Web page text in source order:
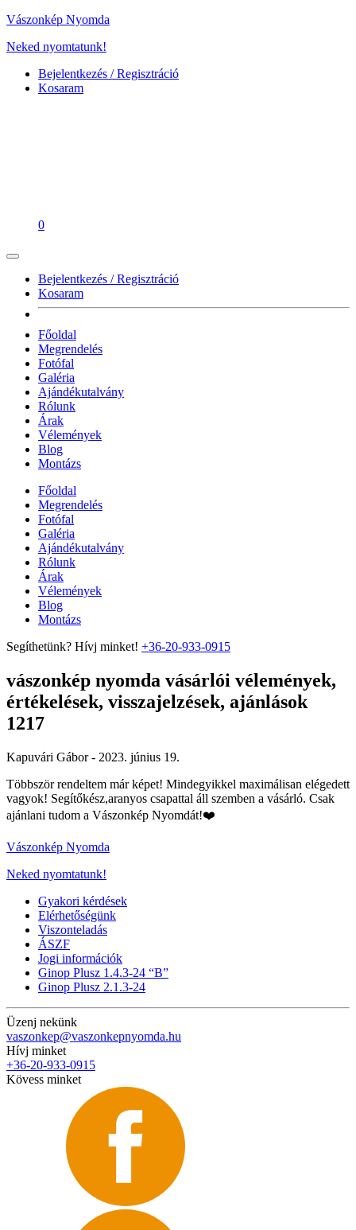
Vászonkép Nyomda
Neked nyomtatunk!
Bejelentkezés / Regisztráció
Kosaram
0
Bejelentkezés / Regisztráció
Kosaram
Főoldal
Megrendelés
Fotófal
Galéria
Ajándékutalvány
Rólunk
Árak
Vélemények
Blog
Montázs
Főoldal
Megrendelés
Fotófal
Galéria
Ajándékutalvány
Rólunk
Árak
Vélemények
Blog
Montázs
Segíthetünk? Hívj minket! +36-20-933-0915
vászonkép nyomda vásárlói vélemények,
értékelések, visszajelzések, ajánlások
1217
Kapuvári Gábor - 2023. június 19.
Többször rendeltem már képet! Mindegyikkel maximálisan elégedett
vagyok! Segítőkész,aranyos csapattal áll szemben a vásárló. Csak
ajánlani tudom a Vászonkép Nyomdát!❤️
Vászonkép Nyomda
Neked nyomtatunk!
Gyakori kérdések
Elérhetőségünk
Viszonteladás
ÁSZF
Jogi információk
Ginop Plusz 1.4.3-24 “B”
Ginop Plusz 2.1.3-24
Üzenj nekünk
vaszonkep@vaszonkepnyomda.hu
Hívj minket
+36-20-933-0915
Kövess minket